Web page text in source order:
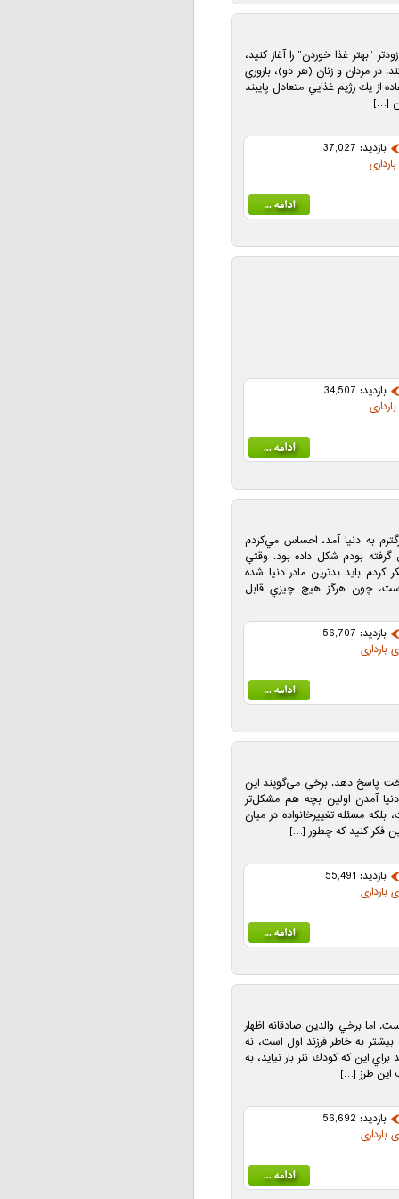
“بهتر غذا خوردن” را آغاز كنيد،
در مردان و زنان (هر دو)، باروري
از يك رژيم غذايي متعادل پايبند
[…]
بازدید: 37,027
بازدید: 34,507
به دنيا آمد، احساس مي‌كردم
بودم شكل داده‌ بود. وقتي
بايد بدترين مادر دنيا شده
چون هرگز هيچ چيزي قابل
بازدید: 56,707
بارداری
پاسخ دهد. برخي مي‌گويند اين
آمدن اولين بچه هم مشكل‌تر
مسئله تغييرخانواده در ميان
فكر كنيد كه چطور […]
بازدید: 55,491
بارداری
اما برخي والدين صادقانه اظهار
به خاطر فرزند اول است، نه
اين كه كودك ننر بار نيايد، به
اين طرز […]
بازدید: 56,692
بارداری